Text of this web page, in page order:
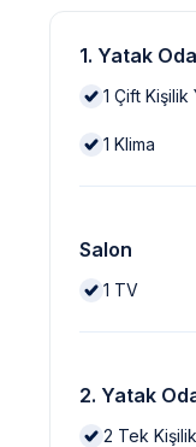
1. Yatak
1 Çift Kişilik
1 Klima
Salon
1 TV
2. Yatak
2 Tek